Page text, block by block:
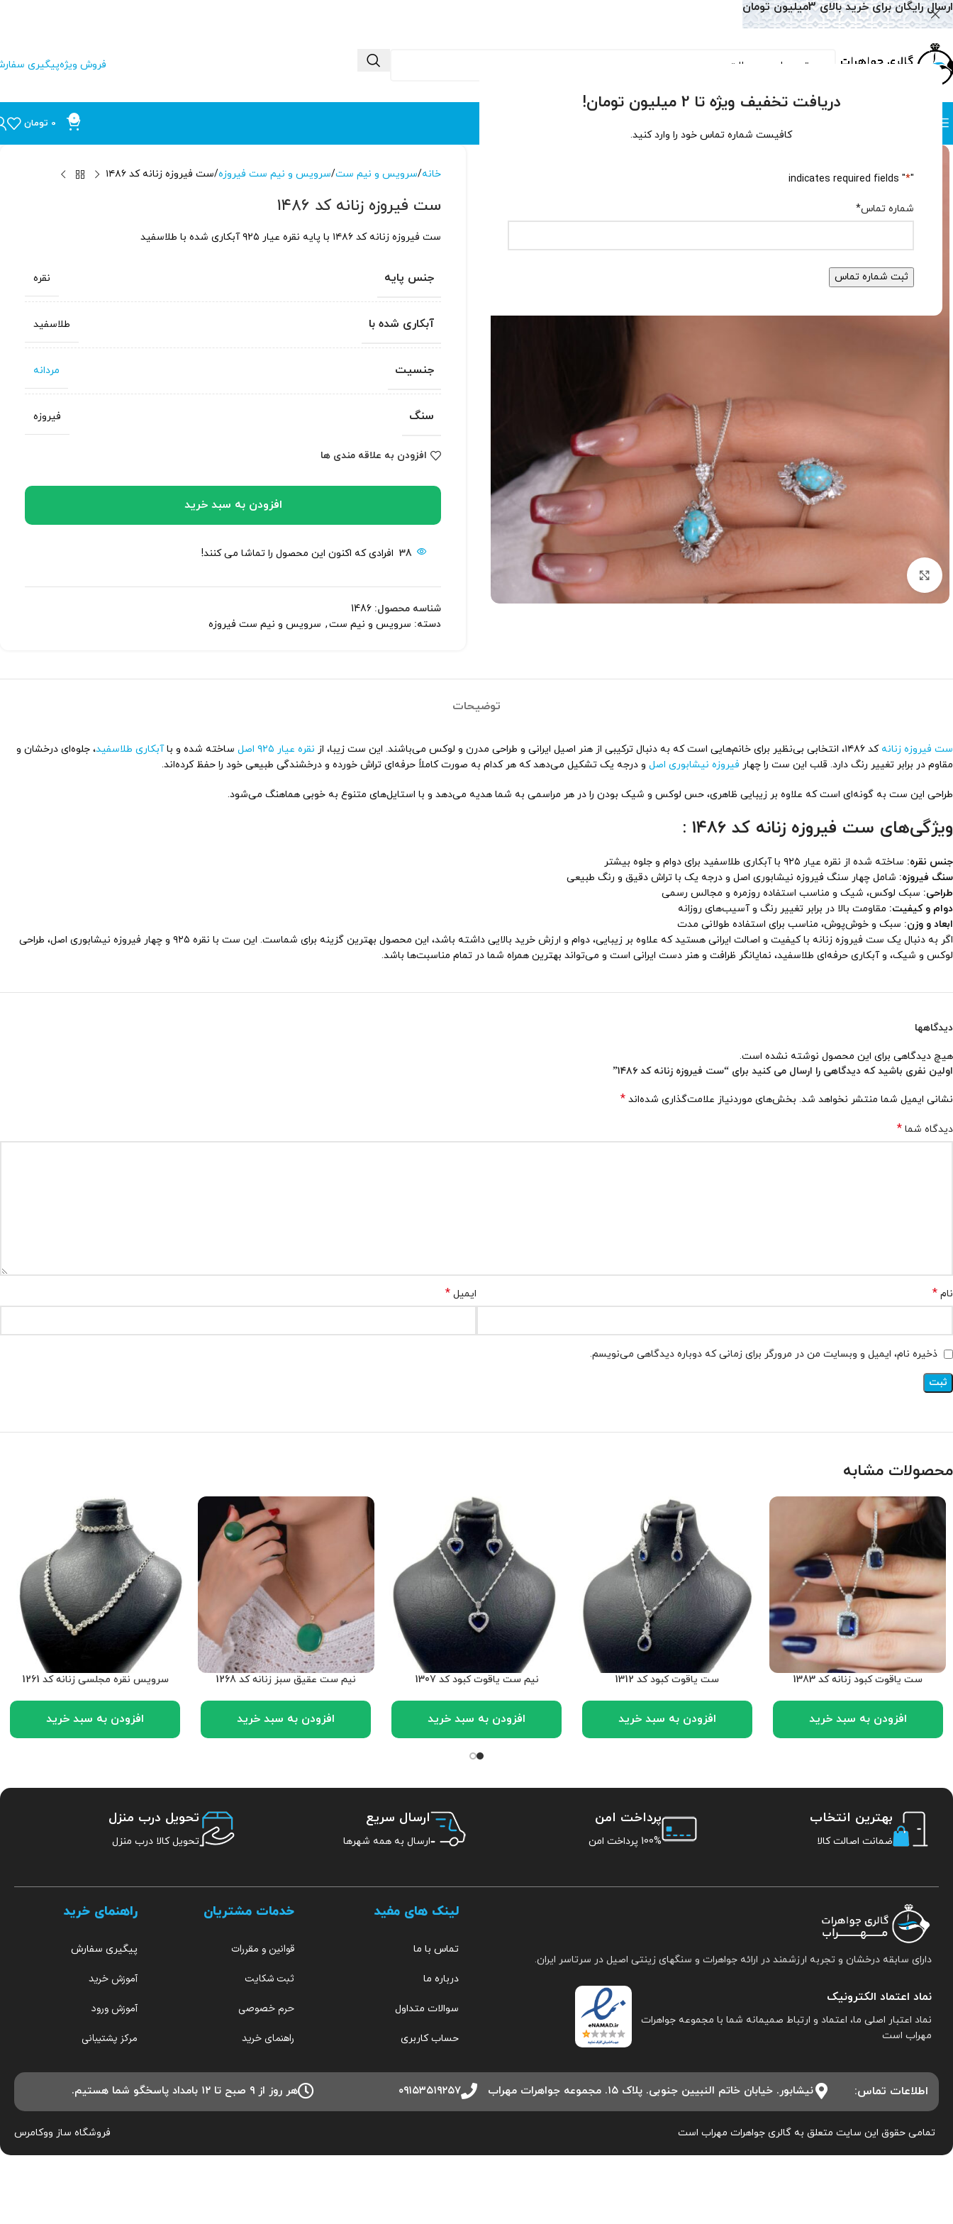
دریافت تخفیف ویژه تا 2 میلیون تومان!
کافیست شماره تماس خود را وارد کنید.
"
*
" indicates required fields
شماره تماس*
فروش ویژهپیگیری
0
0 تومان
خانه سرویس و نیم ست سرویس و نیم ست فیروزه ست فیروزه زنانه کد ۱۴۸۶
ست فیروزه زنانه کد ۱۴۸۶
ست فیروزه زنانه کد ۱۴۸۶ با پایه نقره عیار ۹۲۵ آبکاری شده با طلاسفید
جنس پایه نقره
آبکاری شده با طلاسفید
جنسیت مردانه
سنگ فیروزه
افزودن به علاقه مندی ها
افزودن به سبد خرید
38 افرادی که اکنون این محصول را تماشا می کنند!
شناسه محصول: 1486
دسته: سرویس و نیم ست, سرویس و نیم ست فیروزه
توضیحات
ست فیروزه زنانه کد ۱۴۸۶، انتخابی بی‌نظیر برای خانم‌هایی است که به دنبال ترکیبی از هنر اصیل ایرانی و طراحی مدرن و لوکس می‌باشند. این ست زیبا، از نقره عیار ۹۲۵ اصل ساخته شده و باآبکاری طلاسفید، جلوه‌ای درخشان و
مقاوم در برابر تغییر رنگ دارد. قلب این ست را چهار فیروزه نیشابوری اصل و درجه یک تشکیل می‌دهد که هر کدام به صورت کاملاً حرفه‌ای تراش خورده و درخشندگی طبیعی خود را حفظ کرده‌اند.
طراحی این ست به گونه‌ای است که علاوه بر زیبایی ظاهری، حس لوکس و شیک بودن را در هر مراسمی به شما هدیه می‌دهد و با استایل‌های متنوع به خوبی هماهنگ می‌شود.
ویژگی‌های ست فیروزه زنانه کد ۱۴۸۶ :
جنس نقره: ساخته شده از نقره عیار ۹۲۵ با آبکاری طلاسفید برای دوام و جلوه بیشتر
سنگ فیروزه: شامل چهار سنگ فیروزه نیشابوری اصل و درجه یک با تراش دقیق و رنگ طبیعی
طراحی: سبک لوکس، شیک و مناسب استفاده روزمره و مجالس رسمی
دوام و کیفیت: مقاومت بالا در برابر تغییر رنگ و آسیب‌های روزانه
ابعاد و وزن: سبک و خوش‌پوش، مناسب برای استفاده طولانی مدت
اگر به دنبال یک ست فیروزه زنانه با کیفیت و اصالت ایرانی هستید که علاوه بر زیبایی، دوام و ارزش خرید بالایی داشته باشد، این محصول بهترین گزینه برای شماست. این ست با نقره ۹۲۵ و چهار فیروزه نیشابوری اصل، طراحی
لوکس و شیک، و آبکاری حرفه‌ای طلاسفید، نمایانگر ظرافت و هنر دست ایرانی است و می‌تواند بهترین همراه شما در تمام مناسبت‌ها باشد.
دیدگاهها
هیچ دیدگاهی برای این محصول نوشته نشده است.
اولین نفری باشید که دیدگاهی را ارسال می کنید برای “ست فیروزه زنانه کد ۱۴۸۶”
نشانی ایمیل شما منتشر نخواهد شد. بخش‌های موردنیاز علامت‌گذاری شده‌اند *
دیدگاه شما *
نام * ایمیل *
ذخیره نام، ایمیل و وبسایت من در مرورگر برای زمانی که دوباره دیدگاهی می‌نویسم.
محصولات مشابه
ست یاقوت کبود زنانه کد 1383
افزودن به سبد خرید
ست یاقوت کبود کد 1312
افزودن به سبد خرید
نیم ست یاقوت کبود کد 1307
افزودن به سبد خرید
نیم ست عقیق سبز زنانه کد 1268
افزودن به سبد خرید
سرویس نقره مجلسی زنانه کد 1261
افزودن به سبد خرید
بهترین انتخاب
ضمانت اصالت کالا
پرداخت امن
100% پرداخت امن
ارسال سریع
ارسال به همه شهرها
تحویل درب منزل
تحویل کالا درب منزل
دارای سابقه درخشان و تجربه ارزشمند در ارائه جواهرات و سنگهای زینتی اصیل در سرتاسر ایران.
نماد اعتماد الکترونیک
نماد اعتبار اصلی ما، اعتماد و ارتباط صمیمانه شما با مجموعه جواهرات
مهراب است
لینک های مفید
تماس با ما
درباره ما
سوالات متداول
حساب کاربری
خدمات مشتریان
قوانین و مقررات
ثبت شکایت
حرم خصوصی
راهنمای خرید
راهنمای خرید
پیگیری سفارش
آموزش خرید
آموزش ورود
مرکز پشتیبانی
اطلاعات تماس: نیشابور. خیابان خاتم النبیین جنوبی. پلاک ۱۵. مجموعه جواهرات مهراب ۰۹۱۵۳۵۱۹۲۵۷ هر روز از ۹ صبح تا ۱۲ بامداد پاسخگو شما هستیم.
تمامی حقوق این سایت متعلق به گالری جواهرات مهراب است فروشگاه ساز ووکامرس
ارسال رایگان برای خرید بالای 3میلیون تومان